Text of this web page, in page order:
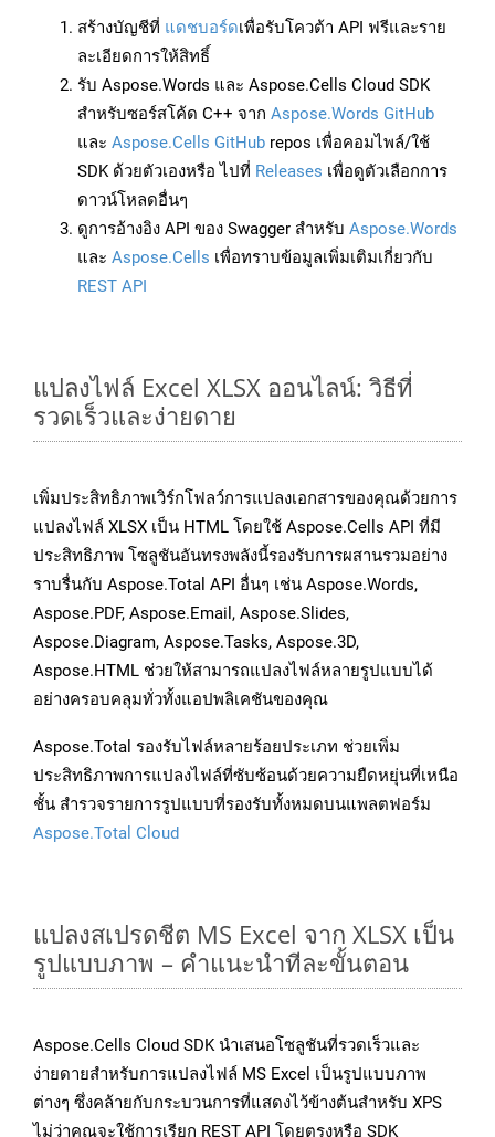
สร้างบัญชีที่ แดชบอร์ดเพื่อรับโควต้า API ฟรีและราย
ละเอียดการให้สิทธิ์
รับ Aspose.Words และ Aspose.Cells Cloud SDK
สำหรับซอร์สโค้ด C++ จาก Aspose.Words GitHub
และ Aspose.Cells GitHub repos เพื่อคอมไพล์/ใช้
SDK ด้วยตัวเองหรือ ไปที่ Releases เพื่อดูตัวเลือกการ
ดาวน์โหลดอื่นๆ
ดูการอ้างอิง API ของ Swagger สำหรับ Aspose.Words
และ Aspose.Cells เพื่อทราบข้อมูลเพิ่มเติมเกี่ยวกับ
REST API
แปลงไฟล์ Excel XLSX ออนไลน์: วิธีที่
รวดเร็วและง่ายดาย
เพิ่มประสิทธิภาพเวิร์กโฟลว์การแปลงเอกสารของคุณด้วยการ
แปลงไฟล์ XLSX เป็น HTML โดยใช้ Aspose.Cells API ที่มี
ประสิทธิภาพ โซลูชันอันทรงพลังนี้รองรับการผสานรวมอย่าง
ราบรื่นกับ Aspose.Total API อื่นๆ เช่น Aspose.Words,
Aspose.PDF, Aspose.Email, Aspose.Slides,
Aspose.Diagram, Aspose.Tasks, Aspose.3D,
Aspose.HTML ช่วยให้สามารถแปลงไฟล์หลายรูปแบบได้
อย่างครอบคลุมทั่วทั้งแอปพลิเคชันของคุณ
Aspose.Total รองรับไฟล์หลายร้อยประเภท ช่วยเพิ่ม
ประสิทธิภาพการแปลงไฟล์ที่ซับซ้อนด้วยความยืดหยุ่นที่เหนือ
ชั้น สำรวจรายการรูปแบบที่รองรับทั้งหมดบนแพลตฟอร์ม
Aspose.Total Cloud
แปลงสเปรดชีต MS Excel จาก XLSX เป็น
รูปแบบภาพ – คำแนะนำทีละขั้นตอน
Aspose.Cells Cloud SDK นำเสนอโซลูชันที่รวดเร็วและ
ง่ายดายสำหรับการแปลงไฟล์ MS Excel เป็นรูปแบบภาพ
ต่างๆ ซึ่งคล้ายกับกระบวนการที่แสดงไว้ข้างต้นสำหรับ XPS
ไม่ว่าคุณจะใช้การเรียก REST API โดยตรงหรือ SDK